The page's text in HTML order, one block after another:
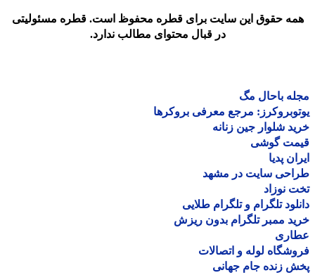
حقوق این سایت برای قطره محفوظ است. قطره مسئولیتی
در قبال محتوای مطالب ندارد.
باحال مگ
مرجع معرفی بروکرها
شلوار جین زنانه
گوشی
پدیا
سایت در مشهد
نوزاد
تلگرام و تلگرام طلایی
ممبر تلگرام بدون ریزش
لوله و اتصالات
زنده جام جهانی